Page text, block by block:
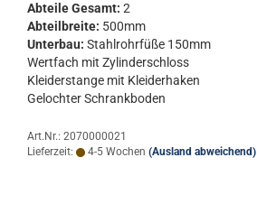
Ab­tei­le Ge­samt: 2
Ab­teil­brei­te: 500mm
Un­ter­bau: Stahl­rohr­fü­ße 150mm
Wert­fach mit Zy­lin­der­schloss
Klei­der­stan­ge mit Klei­der­ha­ken
Ge­loch­ter Schrank­bo­den
Art.Nr.: 2070000021
Lieferzeit:
4-5 Wochen (Ausland abweichend)